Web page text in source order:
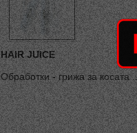
HAIR JUICE
Обработки - грижа за косата